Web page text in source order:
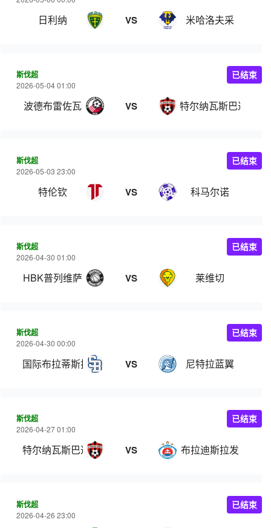
日利纳 VS 米哈洛夫采
斯伐超
2026-05-04 01:00
波德布雷佐瓦 VS 特尔纳瓦斯巴达克
已结束
斯伐超
2026-05-03 23:00
特伦钦 VS 科马尔诺
已结束
斯伐超
2026-04-30 01:00
HBK普列维萨 VS 莱维切
已结束
斯伐超
2026-04-30 00:00
国际布拉蒂斯拉瓦 VS 尼特拉蓝翼
已结束
斯伐超
2026-04-27 01:00
特尔纳瓦斯巴达克 VS 布拉迪斯拉发
已结束
斯伐超
2026-04-26 23:00
已结束